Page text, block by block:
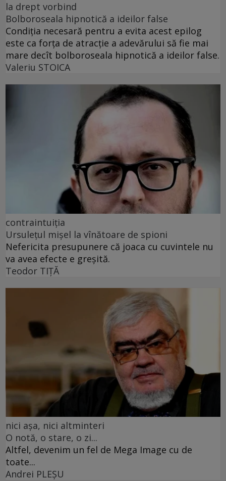
la drept vorbind
Bolboroseala hipnotică a ideilor false
Condiția necesară pentru a evita acest epilog
este ca forța de atracție a adevărului să fie mai
mare decît bolboroseala hipnotică a ideilor false.
Valeriu STOICA
contraintuiția
Ursulețul mișel la vînătoare de spioni
Nefericita presupunere că joaca cu cuvintele nu
va avea efecte e greșită.
Teodor TIŢĂ
nici așa, nici altminteri
O notă, o stare, o zi...
Altfel, devenim un fel de Mega Image cu de
toate...
Andrei PLEŞU